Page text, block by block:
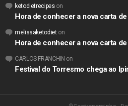
ketodietrecipes on
Hora de conhecer a nova carta
melissaketodieton
Hora de conhecer a nova carta
CARLOS FRANCHIN on
Festival do Torresmo chega ao